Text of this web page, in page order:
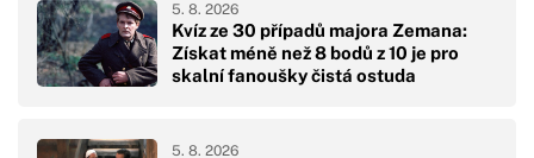
Kvíz ze 30 případů majora Zemana:
Získat méně než 8 bodů z 10 je pro
skalní fanoušky čistá ostuda
5. 8. 2026
5. 8. 2026